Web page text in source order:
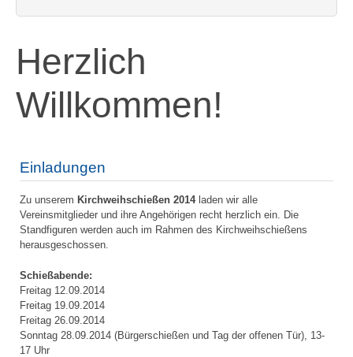
Herzlich
Willkommen!
Einladungen
Zu unserem Kirchweihschießen 2014laden wir alle
Vereinsmitglieder und ihre Angehörigen recht herzlich ein. Die
Standfiguren werden auch im Rahmen des Kirchweihschießens
herausgeschossen.
Schießabende:
Freitag 12.09.2014
Freitag 19.09.2014
Freitag 26.09.2014
Sonntag 28.09.2014 (Bürgerschießen und Tag der offenen Tür), 13-
17 Uhr